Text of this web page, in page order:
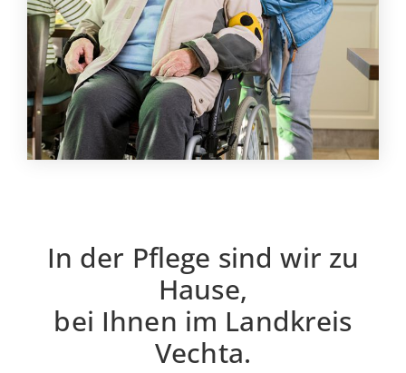
In der Pflege sind wir zu
Hause,
bei Ihnen im Landkreis
Vechta.